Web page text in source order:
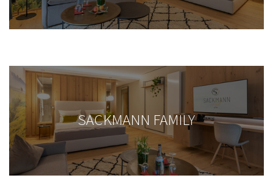
SACKMANN FAMILY